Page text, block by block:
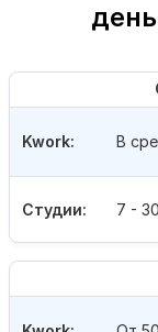
Студии: 7 -
Kwork: В